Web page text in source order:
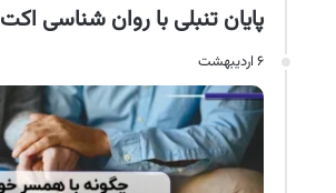
پایان تنبلی با روان‌ شناسی اکت
۶ اردیبهشت